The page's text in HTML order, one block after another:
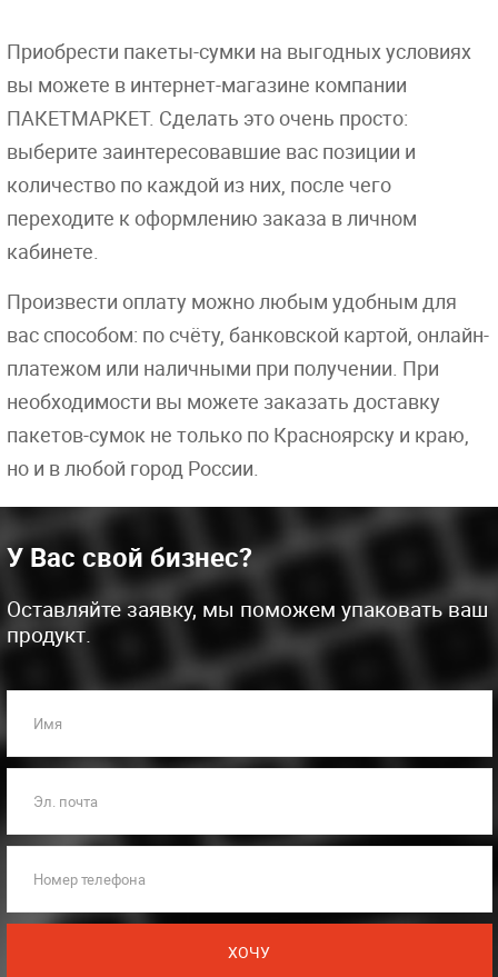
Приобрести пакеты-сумки на выгодных условиях
вы можете в интернет-магазине компании
ПАКЕТМАРКЕТ. Сделать это очень просто:
выберите заинтересовавшие вас позиции и
количество по каждой из них, после чего
переходите к оформлению заказа в личном
кабинете.
Произвести оплату можно любым удобным для
вас способом: по счёту, банковской картой, онлайн-
платежом или наличными при получении. При
необходимости вы можете заказать доставку
пакетов-сумок не только по Красноярску и краю,
но и в любой город России.
У Вас свой бизнес?
Оставляйте заявку, мы поможем упаковать ваш
продукт.
Имя
Эл. почта
Номер телефона
ХОЧУ